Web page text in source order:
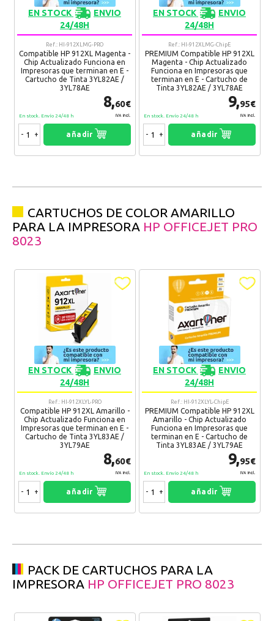
EN STOCK
ENVIO
24/48H
Ref.: HI-912XLMG-PRO
Compatible HP 912XL Magenta -
Chip Actualizado Funciona en
Impresoras que terminan en E -
Cartucho de Tinta 3YL82AE /
3YL78AE
8,60€
IVA Incl.
En stock. Envío 24/48 h
- + añadir
EN STOCK
ENVIO
24/48H
Ref.: HI-912XLMG-ChipE
PREMIUM Compatible HP 912XL
Magenta - Chip Actualizado
Funciona en Impresoras que
terminan en E - Cartucho de
Tinta 3YL82AE / 3YL78AE
9,95€
IVA Incl.
En stock. Envío 24/48 h
- + añadir
CARTUCHOS DE COLOR AMARILLO
PARA LA IMPRESORA HP OFFICEJET PRO
8023
EN STOCK
ENVIO
24/48H
Ref.: HI-912XLYL-PRO
Compatible HP 912XL Amarillo -
Chip Actualizado Funciona en
Impresoras que terminan en E -
Cartucho de Tinta 3YL83AE /
3YL79AE
8,60€
IVA Incl.
En stock. Envío 24/48 h
- + añadir
EN STOCK
ENVIO
24/48H
Ref.: HI-912XLYL-ChipE
PREMIUM Compatible HP 912XL
Amarillo - Chip Actualizado
Funciona en Impresoras que
terminan en E - Cartucho de
Tinta 3YL83AE / 3YL79AE
9,95€
IVA Incl.
En stock. Envío 24/48 h
- + añadir
PACK DE CARTUCHOS PARA LA
IMPRESORA HP OFFICEJET PRO 8023